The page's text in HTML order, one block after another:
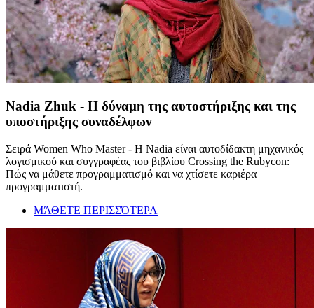
Nadia Zhuk - Η δύναμη της αυτοστήριξης και της
υποστήριξης συναδέλφων
Σειρά Women Who Master - Η Nadia είναι αυτοδίδακτη μηχανικός
λογισμικού και συγγραφέας του βιβλίου Crossing the Rubycon:
Πώς να μάθετε προγραμματισμό και να χτίσετε καριέρα
προγραμματιστή.
ΜΆΘΕΤΕ ΠΕΡΙΣΣΌΤΕΡΑ